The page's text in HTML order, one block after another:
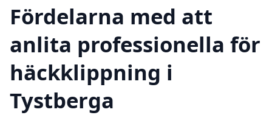
Fördelarna med att
anlita professionella för
häckklippning i
Tystberga